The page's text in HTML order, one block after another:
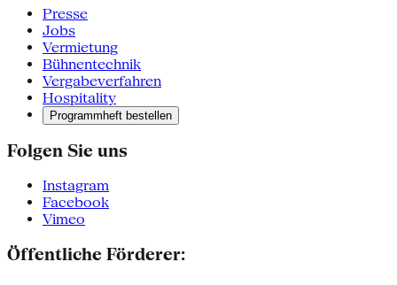
Presse
Jobs
Vermietung
Bühnentechnik
Vergabeverfahren
Hospitality
Programmheft bestellen
Folgen Sie uns
Instagram
Facebook
Vimeo
Öffentliche Förderer: